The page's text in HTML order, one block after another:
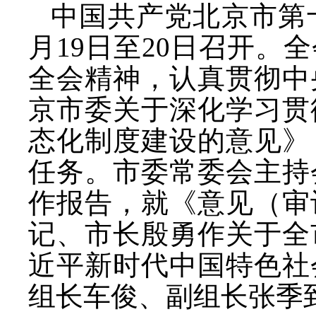
中国共产党北京市
月19日至20日召开。
全会精神，认真贯彻
京市委关于深化学习
态化制度建设的意见
任务。市委常委会主
作报告，就《意见（
记、市长殷勇作关于
近平新时代中国特色
组长车俊、副组长张季